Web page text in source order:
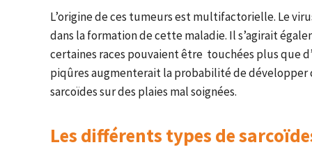
L’origine de ces tumeurs est multifactorielle. Le
dans la formation de cette maladie. Il s’agirait
certaines races pouvaient être touchées plus que
piqûres augmenterait la probabilité de
sarcoïdes sur des plaies mal soignées.
Les différents types de